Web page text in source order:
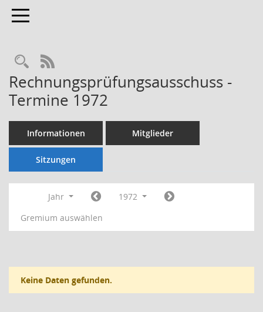
Toggle navigation
Rechercheauswahl
RSS-Feed
Rechnungsprüfungsausschuss -
Termine 1972
Informationen Mitglieder
Sitzungen
Jahr
1972
Gremium auswählen
Keine Daten gefunden.